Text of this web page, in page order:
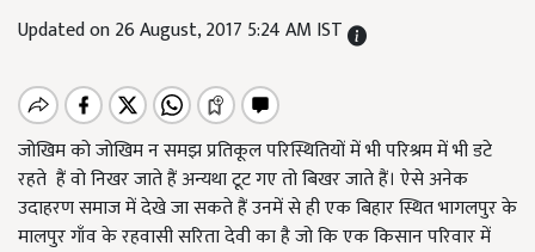
Updated on 26 August, 2017 5:24 AM IST
जोखिम को जोखिम न समझ प्रतिकूल परिस्थितियों में भी परिश्रम में भी डटे
रहते हैं वो निखर जाते हैं अन्यथा टूट गए तो बिखर जाते हैं। ऐसे अनेक
उदाहरण समाज में देखे जा सकते हैं उनमें से ही एक बिहार स्थित भागलपुर के
मालपुर गाँव के रहवासी सरिता देवी का है जो कि एक किसान परिवार में